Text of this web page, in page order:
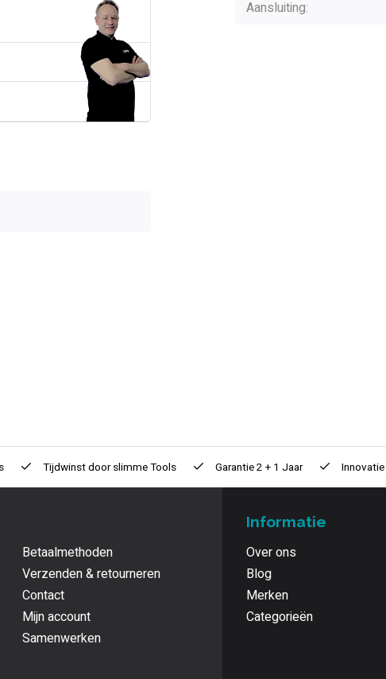
Aansluiting:
Tijdwinst doorslimme Tools Garantie2 + 1 Jaar Innovatie
Betaalmethoden
Verzenden & retourneren
Contact
Mijn account
Samenwerken
Informatie
Over ons
Blog
Merken
Categorieën